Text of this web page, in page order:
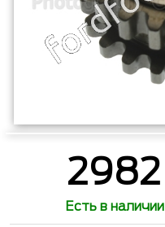
2982
Есть в наличии